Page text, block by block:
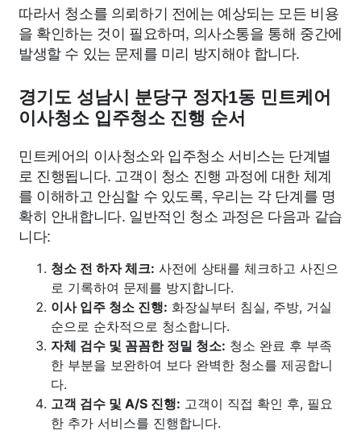
따라서 청소를 의뢰하기 전에는 예상되는 모든 비용
을 확인하는 것이 필요하며, 의사소통을 통해 중간에
발생할 수 있는 문제를 미리 방지해야 합니다.
경기도 성남시 분당구 정자1동 민트케어
이사청소 입주청소 진행 순서
민트케어의 이사청소와 입주청소 서비스는 단계별
로 진행됩니다. 고객이 청소 진행 과정에 대한 체계
를 이해하고 안심할 수 있도록, 우리는 각 단계를 명
확히 안내합니다. 일반적인 청소 과정은 다음과 같습
니다:
청소 전 하자 체크: 사전에 상태를 체크하고 사진으
로 기록하여 문제를 방지합니다.
이사 입주 청소 진행: 화장실부터 침실, 주방, 거실
순으로 순차적으로 청소합니다.
자체 검수 및 꼼꼼한 정밀 청소: 청소 완료 후 부족
한 부분을 보완하여 보다 완벽한 청소를 제공합니
다.
고객 검수 및 A/S 진행: 고객이 직접 확인 후, 필요
한 추가 서비스를 진행합니다.